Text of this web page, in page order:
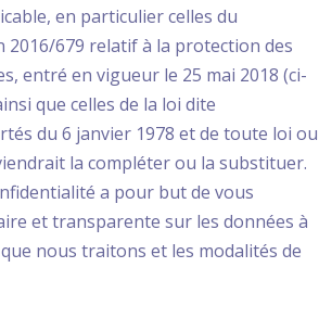
en particulier celles du
2016/679 relatif à la protection des
entré en vigueur le 25 mai 2018 (ci-
que celles de la loi dite
du 6 janvier 1978 et de toute loi ou
la compléter ou la substituer.
a pour but de vous
et transparente sur les données à
nous traitons et les modalités de